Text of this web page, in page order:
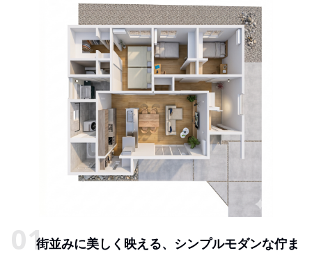
街並みに美しく映える、シンプルモダンな佇ま